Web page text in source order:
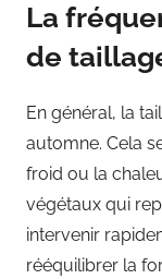
La
de
En général, la
automne. Cela
froid ou la
végétaux qui
intervenir
rééquilibrer la